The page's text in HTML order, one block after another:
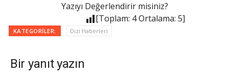
Yazıyı Değerlendirir misiniz?
[Toplam: 4Ortalama: 5]
KATEGORILER: Dizi Haberleri
Bir yanıt yazın